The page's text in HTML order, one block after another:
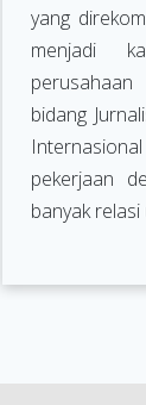
yang
menjadi
bidang
pekerjaan
banyak